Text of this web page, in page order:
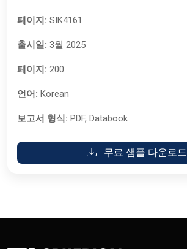
페이지: SIK4161
출시일: 3월 2025
페이지: 200
언어: Korean
보고서 형식: PDF, Databook
무료 샘플 다운로드